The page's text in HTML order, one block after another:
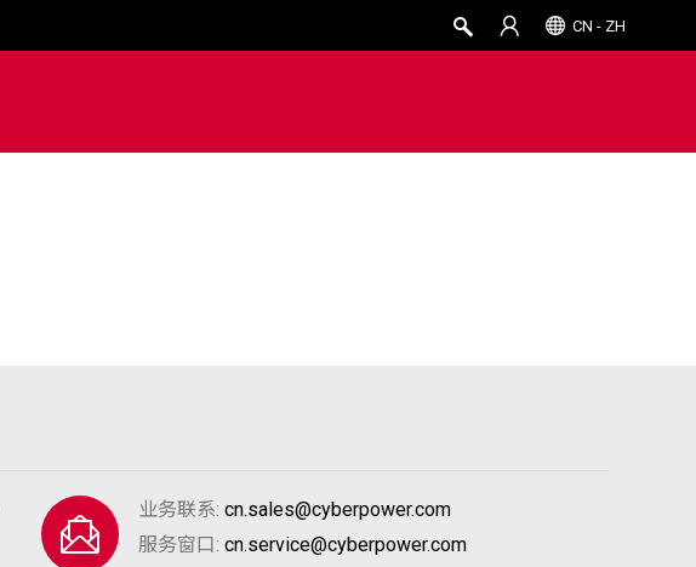
CN - ZH
业务联系: cn.sales@cyberpower.com
服务窗口: cn.service@cyberpower.com